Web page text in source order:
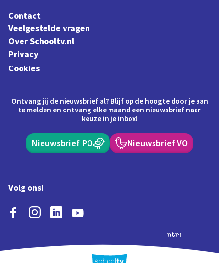
Contact
Veelgestelde vragen
Over Schooltv.nl
Privacy
Cookies
Ontvang jij de nieuwsbrief al? Blijf op de hoogte door je aan
te melden en ontvang elke maand een nieuwsbrief naar
keuze in je inbox!
Nieuwsbrief PO Nieuwsbrief VO
Volg ons!